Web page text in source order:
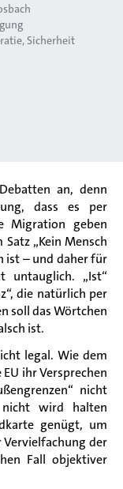
Sicherheit
an, denn
dass es per
Migration geben
„Kein Mensch
ist – und daher für
untauglich. „Ist“
die natürlich per
soll das Wörtchen
ist.
legal. Wie dem
ihr Versprechen
nicht
wird halten
genügt, um
Vervielfachung der
Fall objektiver